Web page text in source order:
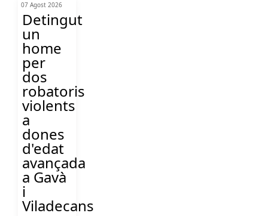
07 Agost 2026
Detingut
un
home
per
dos
robatoris
violents
a
dones
d'edat
avançada
a Gavà
i
Viladecans